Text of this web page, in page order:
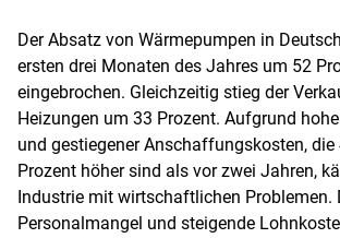
Der Absatz von Wärmepumpen in
ersten drei Monaten des Jahres um 52
eingebrochen. Gleichzeitig stieg der
Heizungen um 33 Prozent. Aufgrund
und gestiegener Anschaffungskosten, die
Prozent höher sind als vor zwei Jahren,
Industrie mit wirtschaftlichen Problemen.
Personalmangel und steigende